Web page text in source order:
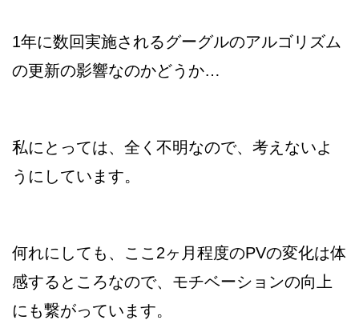
1年に数回実施されるグーグルのアルゴリズム
の更新の影響なのかどうか…
私にとっては、全く不明なので、考えないよ
うにしています。
何れにしても、ここ2ヶ月程度のPVの変化は体
感するところなので、モチベーションの向上
にも繋がっています。